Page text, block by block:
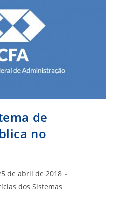
de
no
de abril de 2018
dos Sistemas